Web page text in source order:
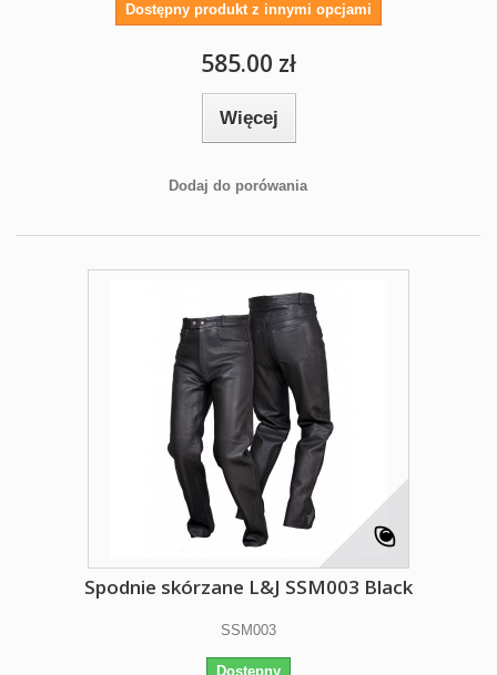
Dostępny produkt z innymi opcjami
585.00 zł
Więcej
Dodaj do porówania
Spodnie skórzane L&J SSM003 Black
SSM003
Dostępny